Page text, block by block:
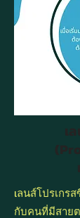
เลนส์โปรเกรส
กับคนที่มีสาย